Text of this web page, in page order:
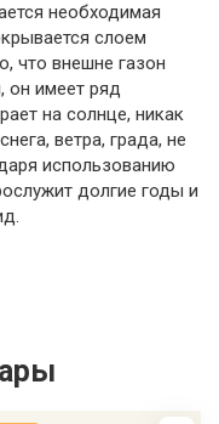
необходимая
слоем
что внешне газон
он имеет ряд
на солнце, никак
ветра, града, не
использованию
долгие годы и